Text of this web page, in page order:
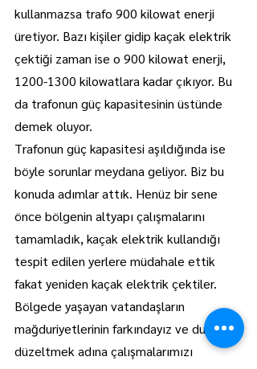
kullanmazsa trafo 900 kilowat enerji
üretiyor. Bazı kişiler gidip kaçak elektrik
çektiği zaman ise o 900 kilowat enerji,
1200-1300 kilowatlara kadar çıkıyor. Bu
da trafonun güç kapasitesinin üstünde
demek oluyor.
Trafonun güç kapasitesi aşıldığında ise
böyle sorunlar meydana geliyor. Biz bu
konuda adımlar attık. Henüz bir sene
önce bölgenin altyapı çalışmalarını
tamamladık, kaçak elektrik kullandığı
tespit edilen yerlere müdahale ettik
fakat yeniden kaçak elektrik çektiler.
Bölgede yaşayan vatandaşların
mağduriyetlerinin farkındayız ve durumu
düzeltmek adına çalışmalarımızı